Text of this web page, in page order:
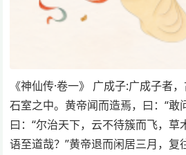
《神仙传·卷一》 广成子:广成子者
石室之中。黄帝闻而造焉，曰：“敢
曰：“尔治天下，云不待簇而飞，草
语至道哉？”黄帝退而闲居三月，复